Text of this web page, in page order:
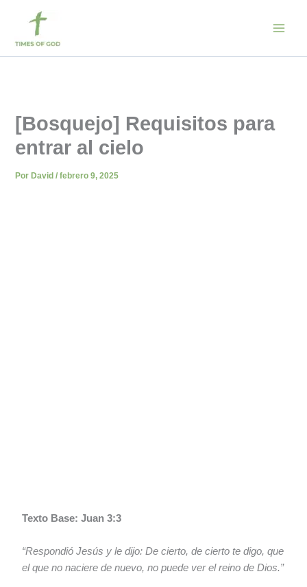
contenido
[Bosquejo] Requisitos para
entrar al cielo
Por David/febrero 9, 2025
Texto Base: Juan 3:3
“Respondió Jesús y le dijo: De cierto, de cierto te digo, que
el que no naciere de nuevo, no puede ver el reino de Dios.”